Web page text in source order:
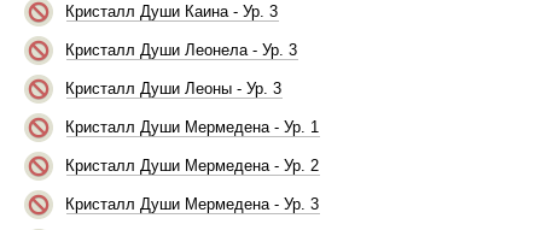
Кристалл Души Каина - Ур. 3
Кристалл Души Леонела - Ур. 3
Кристалл Души Леоны - Ур. 3
Кристалл Души Мермедена - Ур. 1
Кристалл Души Мермедена - Ур. 2
Кристалл Души Мермедена - Ур. 3